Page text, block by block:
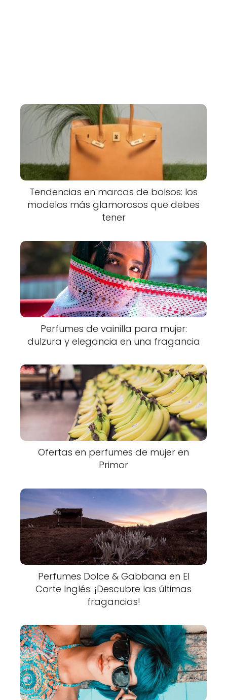
Tendencias en marcas de bolsos: los
modelos más glamorosos que debes
tener
Perfumes de vainilla para mujer:
dulzura y elegancia en una fragancia
Ofertas en perfumes de mujer en
Primor
Perfumes Dolce & Gabbana en El
Corte Inglés: ¡Descubre las últimas
fragancias!